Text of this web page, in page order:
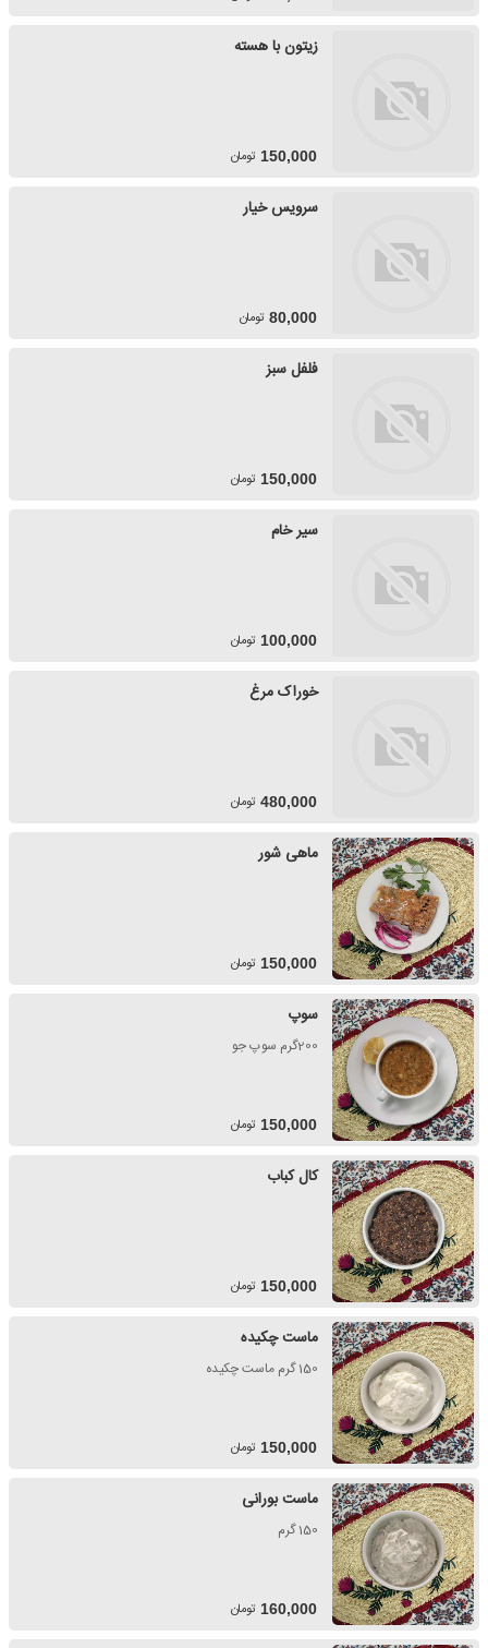
زیتون با هسته
150,000 تومان
سرویس خیار
80,000 تومان
فلفل سبز
150,000 تومان
سیر خام
100,000 تومان
خوراک مرغ
480,000 تومان
ماهی شور
150,000 تومان
سوپ
200گرم سوپ جو
150,000 تومان
کال کباب
150,000 تومان
ماست چکیده
150 گرم ماست چکیده
150,000 تومان
ماست بورانی
150 گرم
160,000 تومان